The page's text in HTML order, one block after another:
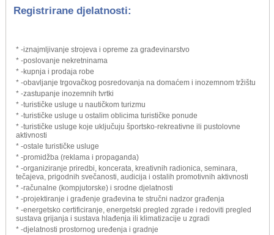
Registrirane djelatnosti:
* -iznajmljivanje strojeva i opreme za građevinarstvo
* -poslovanje nekretninama
* -kupnja i prodaja robe
* -obavljanje trgovačkog posredovanja na domaćem i inozemnom tržištu
* -zastupanje inozemnih tvrtki
* -turističke usluge u nautičkom turizmu
* -turističke usluge u ostalim oblicima turističke ponude
* -turističke usluge koje uključuju športsko-rekreativne ili pustolovne
aktivnosti
* -ostale turističke usluge
* -promidžba (reklama i propaganda)
* -organiziranje priredbi, koncerata, kreativnih radionica, seminara,
tečajeva, prigodnih svečanosti, audicija i ostalih promotivnih aktivnosti
* -računalne (kompjutorske) i srodne djelatnosti
* -projektiranje i građenje građevina te stručni nadzor građenja
* -energetsko certificiranje, energetski pregled zgrade i redoviti pregled
sustava grijanja i sustava hlađenja ili klimatizacije u zgradi
* -djelatnosti prostornog uređenja i gradnje